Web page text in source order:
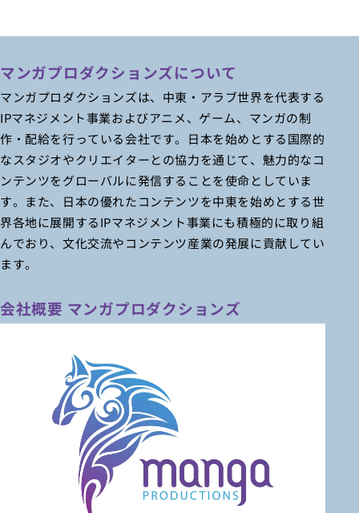
マンガプロダクションズについて
マンガプロダクションズは、中東・アラブ世界を代表する
IPマネジメント事業およびアニメ、ゲーム、マンガの制
作・配給を行っている会社です。日本を始めとする国際的
なスタジオやクリエイターとの協力を通じて、魅力的なコ
ンテンツをグローバルに発信することを使命としていま
す。また、日本の優れたコンテンツを中東を始めとする世
界各地に展開するIPマネジメント事業にも積極的に取り組
んでおり、文化交流やコンテンツ産業の発展に貢献してい
ます。
会社概要 マンガプロダクションズ